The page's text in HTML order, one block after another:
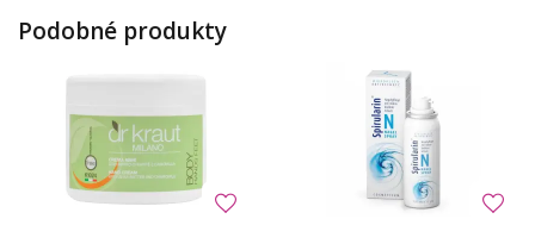
Podobné produkty